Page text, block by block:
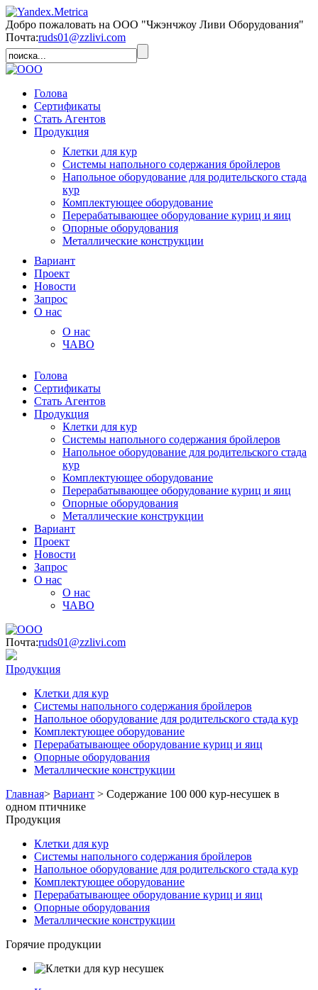
Добро пожаловать на ООО "Чжэнчжоу Ливи Оборудования"
Почта:ruds01@zzlivi.com
Голова
Сертификаты
Стать Агентов
Продукция
Клетки для кур
Системы напольного содержания бройлеров
Напольное оборудование для родительского стада
кур
Комплектующее оборудование
Перерабатывающее оборудование куриц и яиц
Опорные оборудования
Металлические конструкции
Вариант
Проект
Новости
Запрос
О нас
О нас
ЧАВО
Голова
Сертификаты
Стать Агентов
Продукция
Клетки для кур
Системы напольного содержания бройлеров
Напольное оборудование для родительского стада
кур
Комплектующее оборудование
Перерабатывающее оборудование куриц и яиц
Опорные оборудования
Металлические конструкции
Вариант
Проект
Новости
Запрос
О нас
О нас
ЧАВО
Почта:ruds01@zzlivi.com
Продукция
Клетки для кур
Системы напольного содержания бройлеров
Напольное оборудование для родительского стада кур
Комплектующее оборудование
Перерабатывающее оборудование куриц и яиц
Опорные оборудования
Металлические конструкции
Главная> Вариант > Содержание 100 000 кур-несушек в
одном птичнике
Продукция
Клетки для кур
Системы напольного содержания бройлеров
Напольное оборудование для родительского стада кур
Комплектующее оборудование
Перерабатывающее оборудование куриц и яиц
Опорные оборудования
Металлические конструкции
Горячие продукции